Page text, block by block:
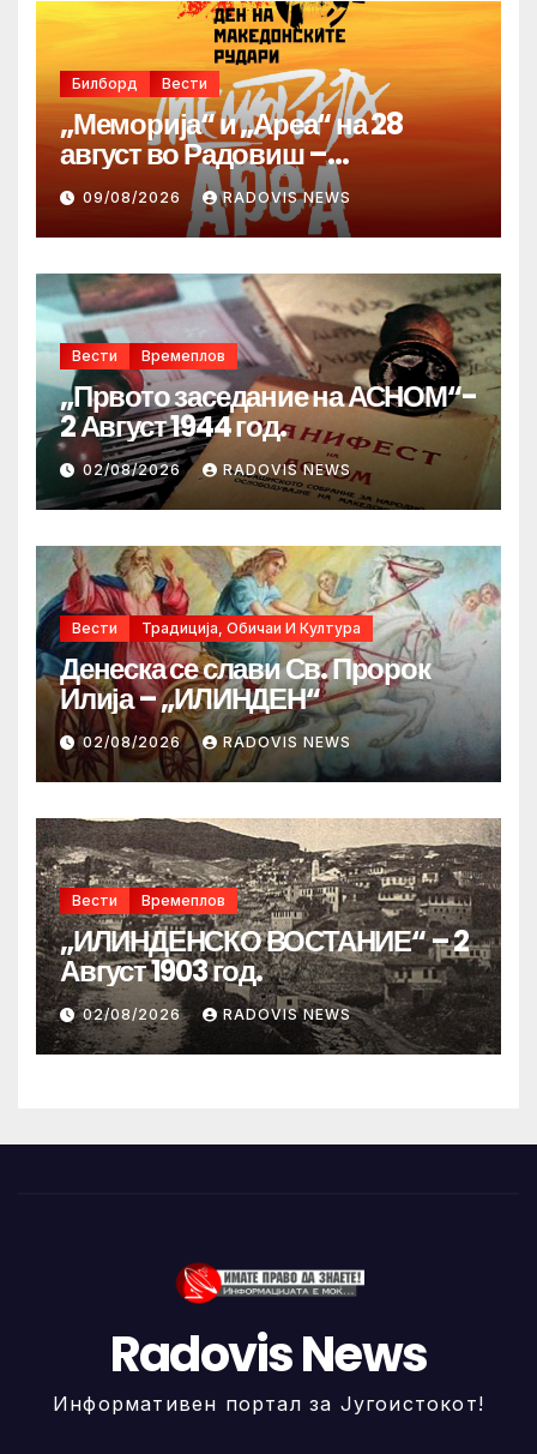
Билборд Вести
„Меморија“ и „Ареа“ на 28
август во Радовиш –
продолжува традицијата за
Денот на македонските рудари
09/08/2026 RADOVIS NEWS
Вести Времеплов
„Првото заседание на АСНОМ“-
2 Август 1944 год.
02/08/2026 RADOVIS NEWS
Вести Традиција, Обичаи И Култура
Денеска се слави Св. Пророк
Илија – „ИЛИНДЕН“
02/08/2026 RADOVIS NEWS
Вести Времеплов
„ИЛИНДЕНСКО ВОСТАНИЕ“ – 2
Август 1903 год.
02/08/2026 RADOVIS NEWS
Radovis News
Информативен портал за Југоистокот!